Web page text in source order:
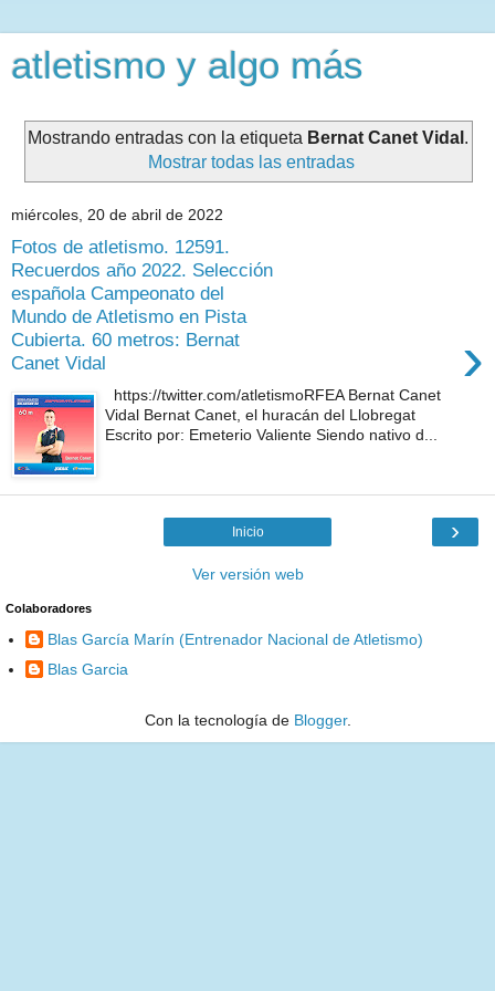
atletismo y algo más
Mostrando entradas con la etiqueta Bernat Canet Vidal .
Mostrar todas las entradas
miércoles, 20 de abril de 2022
Fotos de atletismo. 12591.
Recuerdos año 2022. Selección
española Campeonato del
Mundo de Atletismo en Pista
Cubierta. 60 metros: Bernat
Canet Vidal
›
https://twitter.com/atletismoRFEA Bernat Canet
Vidal Bernat Canet, el huracán del Llobregat
Escrito por: Emeterio Valiente Siendo nativo d...
›
Inicio
Ver versión web
Colaboradores
Blas García Marín (Entrenador Nacional de Atletismo)
Blas Garcia
Con la tecnología de Blogger.